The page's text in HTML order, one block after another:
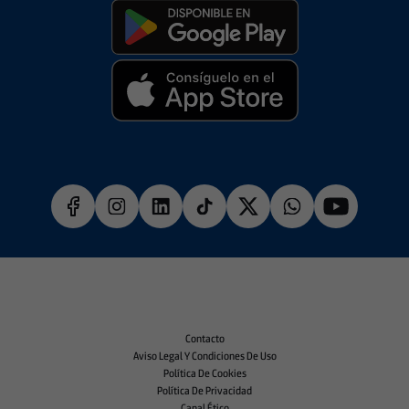
Contacto
Aviso Legal Y Condiciones De Uso
Política De Cookies
Política De Privacidad